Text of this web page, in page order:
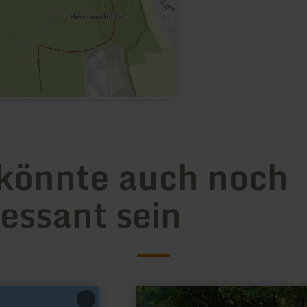
auch noch
sein
mehr
erfahren